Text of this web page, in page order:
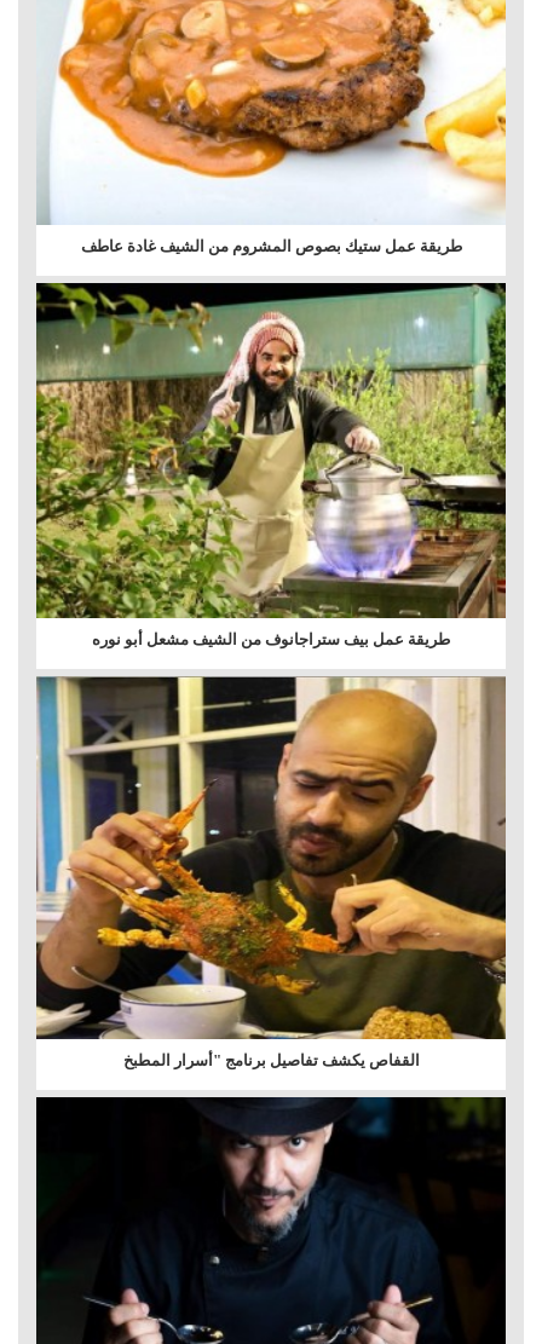
طريقة عمل ستيك بصوص المشروم من الشيف غادة عاطف
طريقة عمل بيف ستراجانوف من الشيف مشعل أبو نوره
القفاص يكشف تفاصيل برنامج "أسرار المطبخ